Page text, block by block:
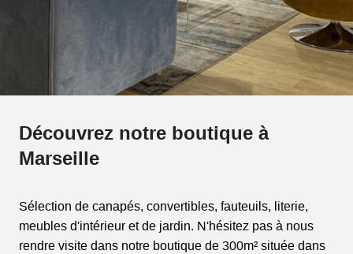
Découvrez notre boutique à
Marseille
Sélection de canapés, convertibles, fauteuils, literie,
meubles d'intérieur et de jardin. N'hésitez pas à nous
rendre visite dans notre boutique de 300m² située dans